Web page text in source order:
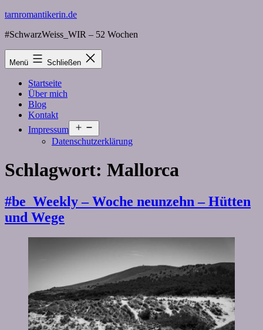
Zum
springen
tarnromantikerin.de
#SchwarzWeiss_WIR – 52 Wochen
Menü Schließen
Startseite
Über mich
Blog
Kontakt
Impressum
öffnen
Datenschutzerklärung
Schlagwort: Mallorca
#be_Weekly – Woche neunzehn – Hütten
und Wege